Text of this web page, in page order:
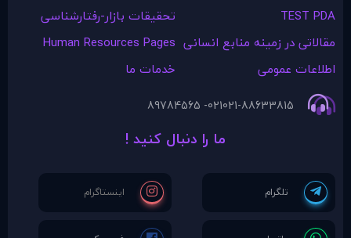
TEST PDA
تحقیقات بازار-رفتارشناسی
مقالاتی در زمينه منابع انسانی Human Resources Pages
اطلاعات عمومی
خدمات ما
021-88633815
021- 89784565
ما را دنبال کنید !